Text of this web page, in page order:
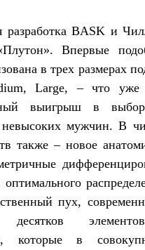
клиентам
разработка BASK и
Впервые
в трех размерах
Large, – что уже
выигрыш в
мужчин. В
также – новое
пух,
десятков
которые в